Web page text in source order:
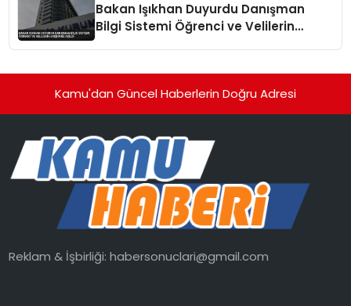
Bakan Işıkhan Duyurdu Danışman
Bilgi Sistemi Öğrenci ve Velilerin
Kamu'dan Güncel Haberlerin Doğru Adresi
Reklam & İşbirliği:habersonuclari@gmail.com